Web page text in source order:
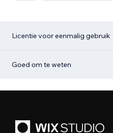
Licentie voor eenmalig gebruik
Goed om te weten